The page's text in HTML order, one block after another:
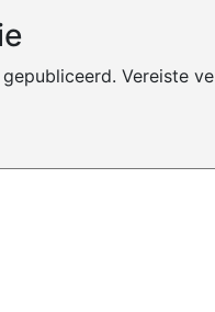
Vereiste